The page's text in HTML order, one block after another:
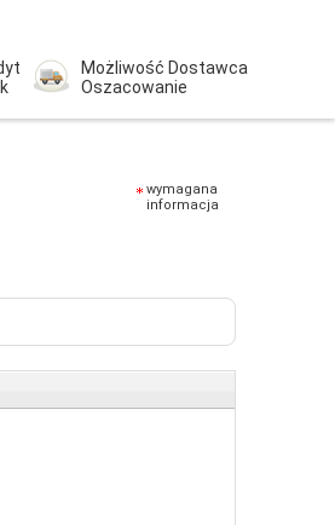
Możliwość Dostawca
Oszacowanie
wymagana
informacja